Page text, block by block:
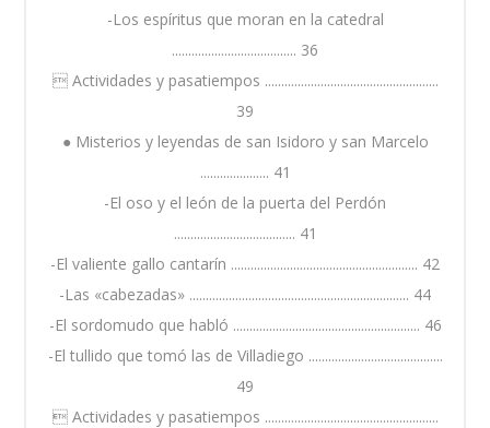
-Los espíritus que moran en la catedral
...................................... 36
 Actividades y pasatiempos .....................................................
39
● Misterios y leyendas de san Isidoro y san Marcelo
..................... 41
-El oso y el león de la puerta del Perdón
..................................... 41
-El valiente gallo cantarín ......................................................... 42
-Las «cabezadas» ................................................................... 44
-El sordomudo que habló ......................................................... 46
-El tullido que tomó las de Villadiego .........................................
49
 Actividades y pasatiempos .....................................................